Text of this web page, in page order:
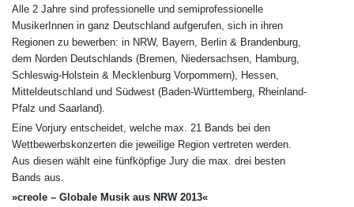
Alle 2 Jahre sind professionelle und semiprofessionelle
MusikerInnen in ganz Deutschland aufgerufen, sich in ihren
Regionen zu bewerben: in NRW, Bayern, Berlin & Brandenburg,
dem Norden Deutschlands (Bremen, Niedersachsen, Hamburg,
Schleswig-Holstein & Mecklenburg Vorpommern), Hessen,
Mitteldeutschland und Südwest (Baden-Württemberg, Rheinland-
Pfalz und Saarland).
Eine Vorjury entscheidet, welche max. 21 Bands bei den
Wettbewerbskonzerten die jeweilige Region vertreten werden.
Aus diesen wählt eine fünfköpfige Jury die max. drei besten
Bands aus.
»creole – Globale Musik aus NRW 2013«